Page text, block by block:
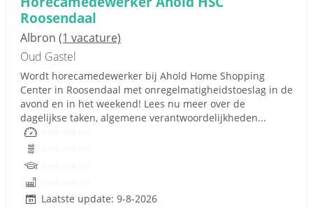
Roosendaal
Albron (1 vacature)
Oud Gastel
Wordt horecamedewerker bij Ahold Home Shopping
Center in Roosendaal met onregelmatigheidstoeslag in de
avond en in het weekend! Lees nu meer over de
dagelijkse taken, algemene verantwoordelijkheden...
Laatste update: 9-8-2026